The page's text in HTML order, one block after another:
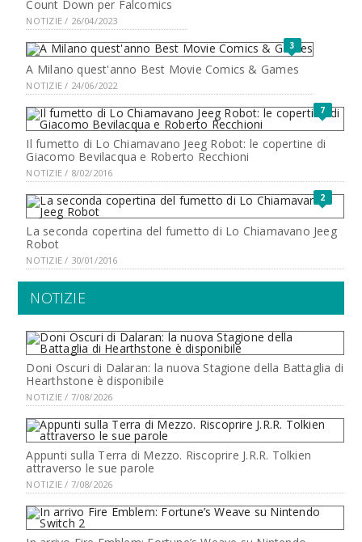
Count Down per Falcomics
NOTIZIE / 26/04/2023
3
A Milano quest'anno Best Movie Comics & Games
NOTIZIE / 24/06/2022
7
Il fumetto di Lo Chiamavano Jeeg Robot: le copertine di
Giacomo Bevilacqua e Roberto Recchioni
NOTIZIE / 8/02/2016
2
La seconda copertina del fumetto di Lo Chiamavano Jeeg
Robot
NOTIZIE / 30/01/2016
NOTIZIE
Doni Oscuri di Dalaran: la nuova Stagione della Battaglia di
Hearthstone è disponibile
NOTIZIE / 7/08/2026
Appunti sulla Terra di Mezzo. Riscoprire J.R.R. Tolkien
attraverso le sue parole
NOTIZIE / 7/08/2026